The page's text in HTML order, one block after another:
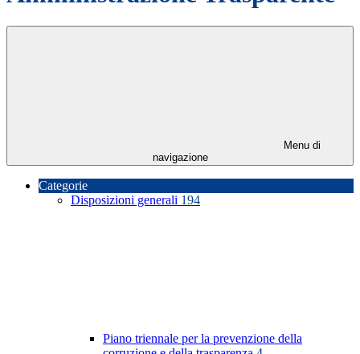
Menu di
navigazione
Categorie
Disposizioni generali 194
Piano triennale per la prevenzione della